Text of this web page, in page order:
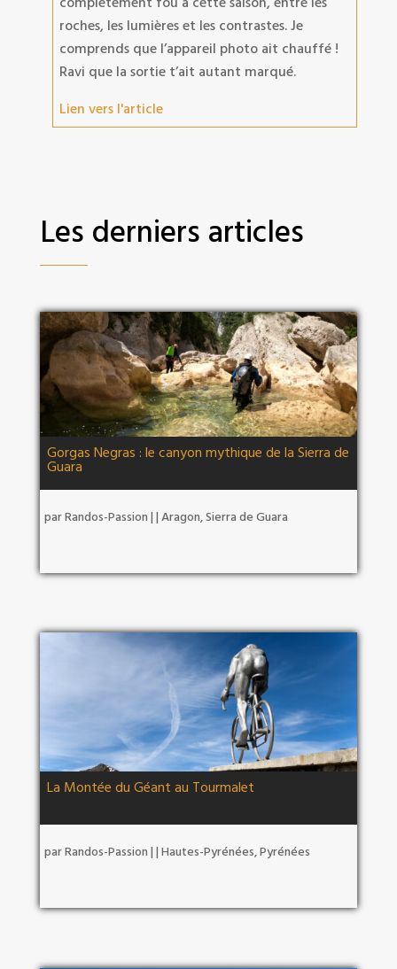
roches, les lumières et les contrastes. Je
comprends que l’appareil photo ait chauffé !
Ravi que la sortie t’ait autant marqué.
Lien vers l'article
Les derniers articles
Gorgas Negras : le canyon mythique de la Sierra de
Guara
parRandos-Passion | | Aragon,Sierra de Guara
La Montée du Géant au Tourmalet
parRandos-Passion | | Hautes-Pyrénées,Pyrénées